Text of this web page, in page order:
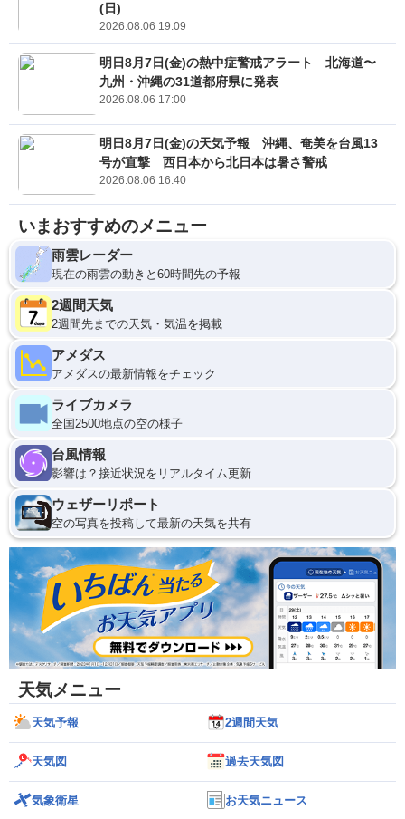
(日)
2026.08.06 19:09
明日8月7日(金)の熱中症警戒アラート 北海道〜
九州・沖縄の31道都府県に発表
2026.08.06 17:00
明日8月7日(金)の天気予報 沖縄、奄美を台風13
号が直撃 西日本から北日本は暑さ警戒
2026.08.06 16:40
いまおすすめのメニュー
雨雲レーダー
現在の雨雲の動きと60時間先の予報
2週間天気
2週間先までの天気・気温を掲載
アメダス
アメダスの最新情報をチェック
ライブカメラ
全国2500地点の空の様子
台風情報
影響は？接近状況をリアルタイム更新
ウェザーリポート
空の写真を投稿して最新の天気を共有
天気メニュー
天気予報 2週間天気
天気図 過去天気図
気象衛星 お天気ニュース